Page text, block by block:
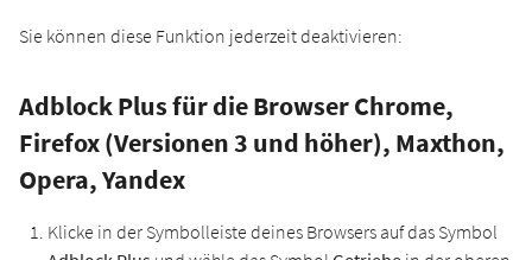
Sie können diese Funktion jederzeit deaktivieren:
Adblock Plus für die Browser Chrome,
Firefox (Versionen 3 und höher), Maxthon,
Opera, Yandex
Klicke in der Symbolleiste deines Browsers auf das Symbol